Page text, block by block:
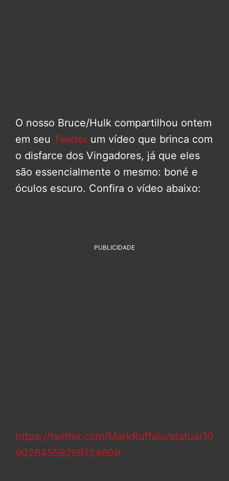
O nosso Bruce/Hulk compartilhou ontem
em seu Twitter um vídeo que brinca com
o disfarce dos Vingadores, já que eles
são essencialmente o mesmo: boné e
óculos escuro. Confira o vídeo abaixo:
PUBLICIDADE
https://twitter.com/MarkRuffalo/status/10
90264558269124609